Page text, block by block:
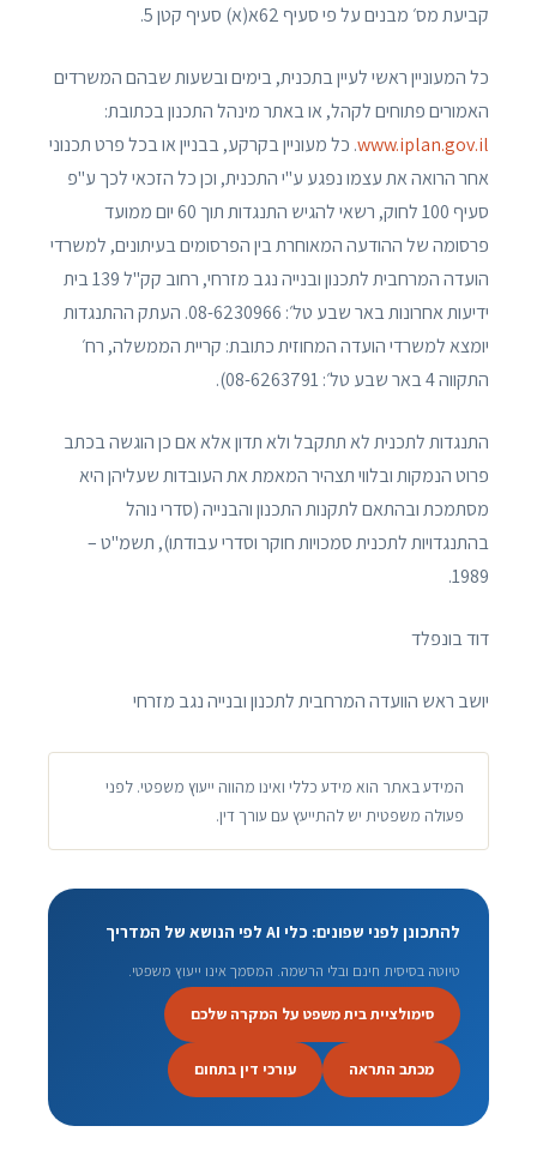
קביעת מס׳ מבנים על פי סעיף 62א(א) סעיף קטן 5.
כל המעוניין ראשי לעיין בתכנית, בימים ובשעות שבהם המשרדים
האמורים פתוחים לקהל, או באתר מינהל התכנון בכתובת:
www.iplan.gov.il. כל מעוניין בקרקע, בבניין או בכל פרט תכנוני
אחר הרואה את עצמו נפגע ע"י התכנית, וכן כל הזכאי לכך ע"פ
סעיף 100 לחוק, רשאי להגיש התנגדות תוך 60 יום ממועד
פרסומה של ההודעה המאוחרת בין הפרסומים בעיתונים, למשרדי
הועדה המרחבית לתכנון ובנייה נגב מזרחי, רחוב קק"ל 139 בית
ידיעות אחרונות באר שבע טל׳: 08-6230966. העתק ההתנגדות
יומצא למשרדי הועדה המחוזית כתובת: קריית הממשלה, רח׳
התקווה 4 באר שבע טל׳: 08-6263791).
התנגדות לתכנית לא תתקבל ולא תדון אלא אם כן הוגשה בכתב
פרוט הנמקות ובלווי תצהיר המאמת את העובדות שעליהן היא
מסתמכת ובהתאם לתקנות התכנון והבנייה (סדרי נוהל
בהתנגדויות לתכנית סמכויות חוקר וסדרי עבודתו), תשמ"ט –
1989.
דוד בונפלד
יושב ראש הוועדה המרחבית לתכנון ובנייה נגב מזרחי
המידע באתר הוא מידע כללי ואינו מהווה ייעוץ משפטי. לפני
פעולה משפטית יש להתייעץ עם עורך דין.
להתכונן לפני שפונים: כלי AI לפי הנושא של המדריך
טיוטה בסיסית חינם ובלי הרשמה. המסמך אינו ייעוץ משפטי.
סימולציית בית משפט על המקרה שלכם
מכתב התראה עורכי דין בתחום